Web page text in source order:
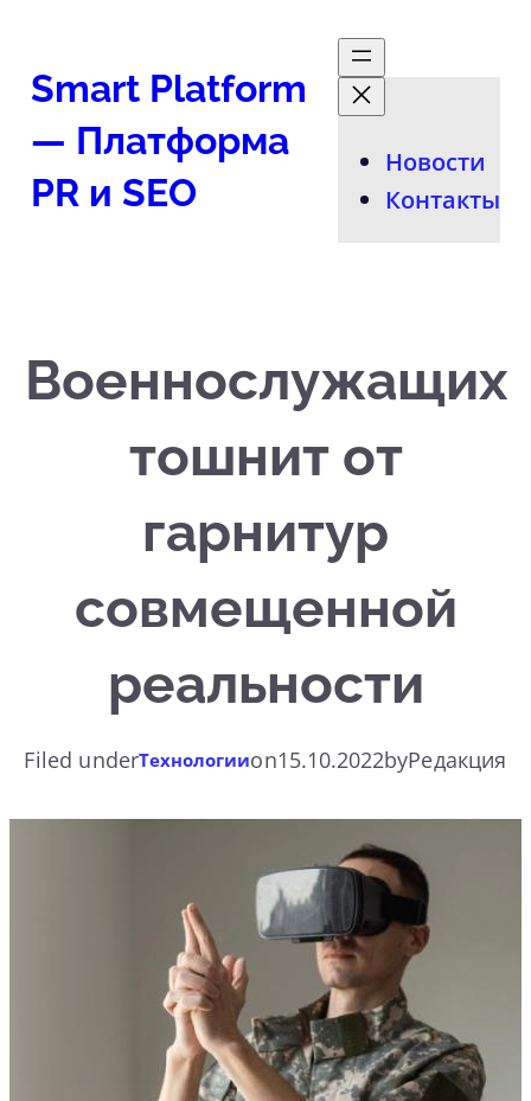
содержимому
Smart Platform
— Платформа
PR и SEO
Новости
Контакты
Военнослужащих
тошнит от
гарнитур
совмещенной
реальности
Filed underТехнологииon15.10.2022byРедакция